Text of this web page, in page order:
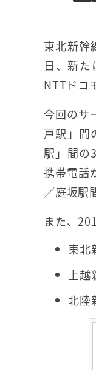
東北新幹
日、新
NTTドコ
今回のサ
戸駅」間
駅」間の
携帯電話
／庭坂駅
また、
東北
上越
北陸